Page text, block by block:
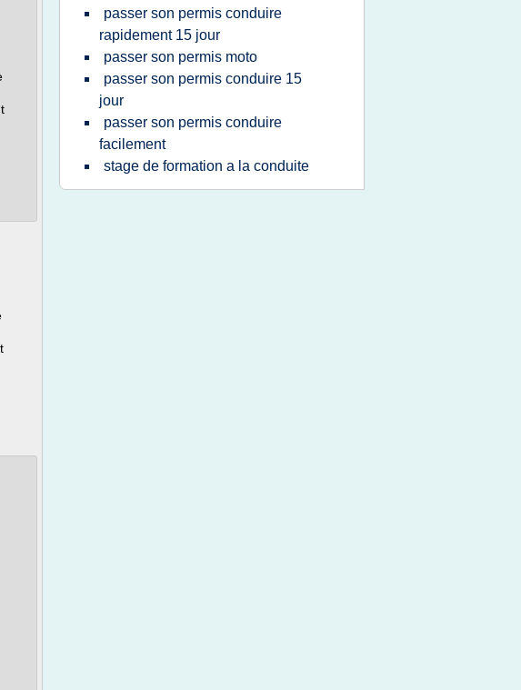
passer son permis conduire
rapidement 15 jour
passer son permis moto
passer son permis conduire 15
jour
passer son permis conduire
facilement
stage de formation a la conduite